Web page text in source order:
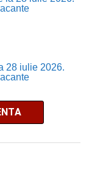
28 iulie 2026.